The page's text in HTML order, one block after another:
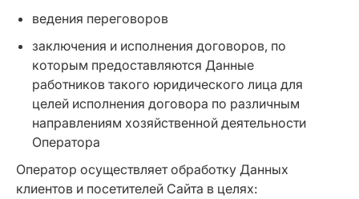
ведения переговоров
заключения и исполнения договоров, по
которым предоставляются Данные
работников такого юридического лица для
целей исполнения договора по различным
направлениям хозяйственной деятельности
Оператора
Оператор осуществляет обработку Данных
клиентов и посетителей Сайта в целях: